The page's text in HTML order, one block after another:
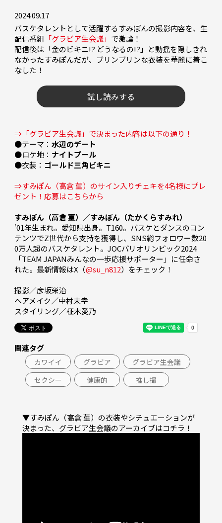
2024.09.17
バスケタレントとして活躍するすみぽんの撮影内容を、生
配信番組 「グラビア生会議」 で激論！
配信後は「金のビキニ!? どうなるの!?」と動揺を隠しきれ
なかったすみぽんだが、ブリンブリンな衣装を華麗に着こ
なした！
試し読みする
⇒「グラビア生会議」で決まった内容は以下の通り！
●テーマ： 水辺のデート
●ロケ地： ナイトプール
●衣装： ゴールド三角ビキニ
⇒すみぽん（高倉 菫）のサイン入りチェキを4名様にプレ
ゼント！応募はこちらから
すみぽん（高倉 菫）／すみぽん（たかくらすみれ）
‘01年生まれ。愛知県出身。T160。バスケとダンスのコン
テンツでZ世代から支持を獲得し、SNS総フォロワー数20
0万人超のバスケタレント。JOCパリオリンピック2024
「TEAM JAPANみんなの一歩応援サポーター」に任命さ
れた。最新情報はX（@su_n812）をチェック！
撮影／彦坂栄治
ヘアメイク／中村未幸
スタイリング／柾木愛乃
関連タグ
カワイイ グラビア
グラビア生会議
セクシー
健康的 推し撮
▼すみぽん（高倉 菫）の衣装やシチュエーションが
決まった、グラビア生会議のアーカイブはコチラ！